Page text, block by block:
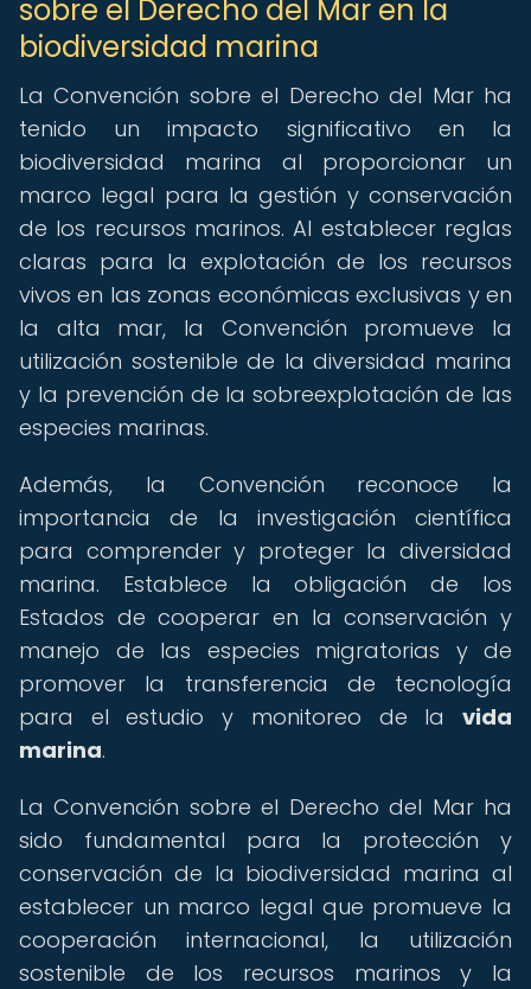
sobre el Derecho del Mar en la
biodiversidad marina
La Convención sobre el Derecho del Mar ha
tenido un impacto significativo en la
biodiversidad marina al proporcionar un
marco legal para la gestión y conservación
de los recursos marinos. Al establecer reglas
claras para la explotación de los recursos
vivos en las zonas económicas exclusivas y en
la alta mar, la Convención promueve la
utilización sostenible de la diversidad marina
y la prevención de la sobreexplotación de las
especies marinas.
Además, la Convención reconoce la
importancia de la investigación científica
para comprender y proteger la diversidad
marina. Establece la obligación de los
Estados de cooperar en la conservación y
manejo de las especies migratorias y de
promover la transferencia de tecnología
para el estudio y monitoreo de la vida
marina.
La Convención sobre el Derecho del Mar ha
sido fundamental para la protección y
conservación de la biodiversidad marina al
establecer un marco legal que promueve la
cooperación internacional, la utilización
sostenible de los recursos marinos y la